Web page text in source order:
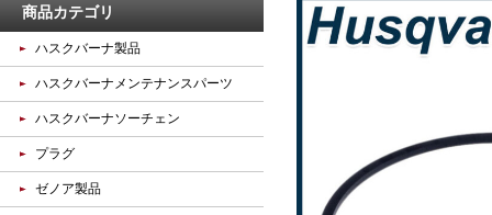
商品カテゴリ
ハスクバーナ製品
ハスクバーナメンテナンスパーツ
ハスクバーナソーチェン
プラグ
ゼノア製品